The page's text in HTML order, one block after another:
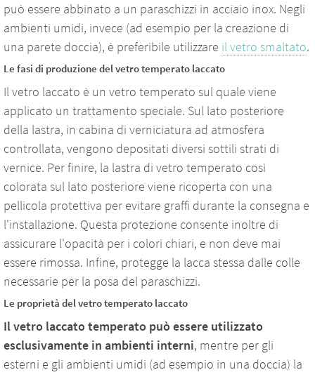
può essere abbinato a un paraschizzi in acciaio inox. Negli
ambienti umidi, invece (ad esempio per la creazione di
una parete doccia), è preferibile utilizzare il vetro smaltato.
Le fasi di produzione del vetro temperato laccato
Il vetro laccato è un vetro temperato sul quale viene
applicato un trattamento speciale. Sul lato posteriore
della lastra, in cabina di verniciatura ad atmosfera
controllata, vengono depositati diversi sottili strati di
vernice. Per finire, la lastra di vetro temperato così
colorata sul lato posteriore viene ricoperta con una
pellicola protettiva per evitare graffi durante la consegna e
l'installazione. Questa protezione consente inoltre di
assicurare l'opacità per i colori chiari, e non deve mai
essere rimossa. Infine, protegge la lacca stessa dalle colle
necessarie per la posa del paraschizzi.
Le proprietà del vetro temperato laccato
Il vetro laccato temperato può essere utilizzato
esclusivamente in ambienti interni, mentre per gli
esterni e gli ambienti umidi (ad esempio in una doccia) la